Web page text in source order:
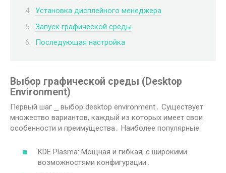
Установка дисплейного менеджера
Запуск графической среды
Последующая настройка
Выбор графической среды (Desktop
Environment)
Первый шаг ⎯ выбор desktop environment․ Существует
множество вариантов, каждый из которых имеет свои
особенности и преимущества․ Наиболее популярные:
KDE Plasma: Мощная и гибкая, с широкими
возможностями конфигурации․